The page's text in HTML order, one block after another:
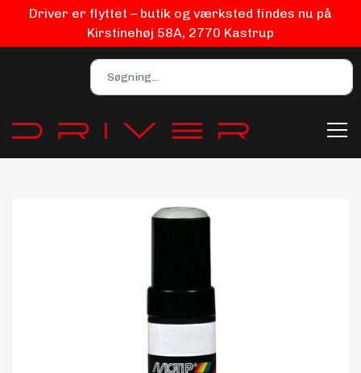
Driver er flyttet – butik og værksted findes nu på
Kirstinehøj 58A, 2770 Kastrup
Bilpleje
Biludstyr
EV Udstyr
Maling